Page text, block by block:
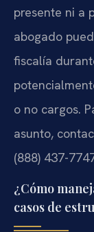
presente ni a
abogado
fiscalía
o no cargos.
asunto,
(888) 437-
¿Cómo
casos de